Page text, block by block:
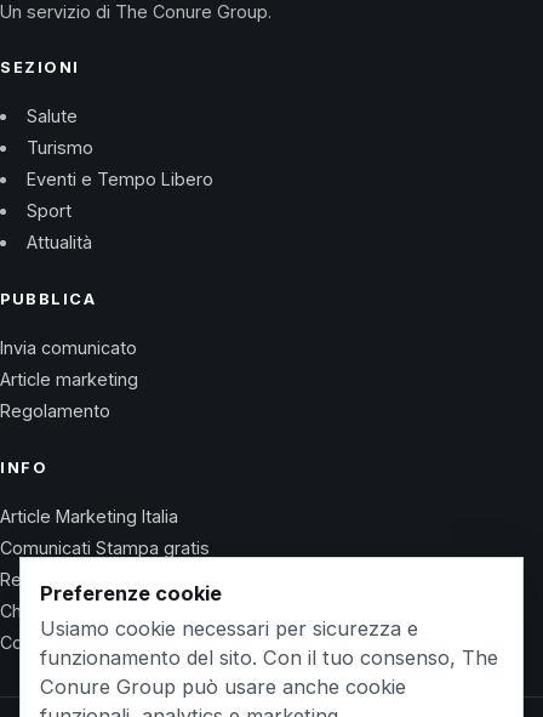
Un servizio di The Conure Group.
SEZIONI
Salute
Turismo
Eventi e Tempo Libero
Sport
Attualità
PUBBLICA
Invia comunicato
Article marketing
Regolamento
INFO
Article Marketing Italia
Comunicati Stampa gratis
Regolamento
Chi Siamo
Contatti
Preferenze cookie
Usiamo cookie necessari per sicurezza e
funzionamento del sito. Con il tuo consenso, The
Conure Group può usare anche cookie